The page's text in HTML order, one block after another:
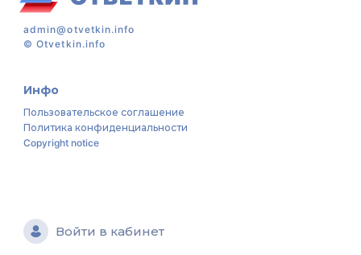
admin@otvetkin.info
©Otvetkin.info
Инфо
Пользовательское соглашение
Политика конфиденциальности
Copyright notice
Войти в кабинет